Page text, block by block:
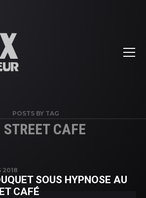
POSTS BY TAG
STREET CAFE
2018
SOUS HYPNOSE AU
CAFÉ